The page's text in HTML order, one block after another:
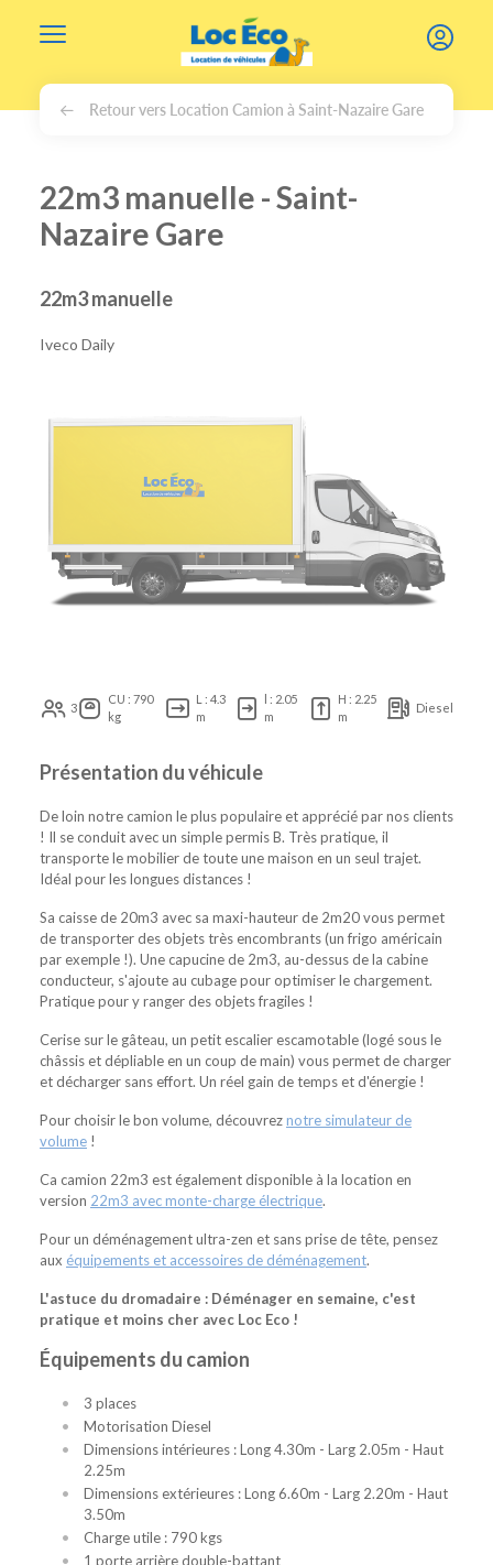
Retour vers Location Camion à Saint-Nazaire Gare
22m3 manuelle - Saint-
Nazaire Gare
22m3 manuelle
Iveco Daily
3
CU : 790
kg
L : 4.3
m
l : 2.05
m
H : 2.25
m
Diesel
Présentation du véhicule
De loin notre camion le plus populaire et apprécié par nos clients
! Il se conduit avec un simple permis B. Très pratique, il
transporte le mobilier de toute une maison en un seul trajet.
Idéal pour les longues distances !
Sa caisse de 20m3 avec sa maxi-hauteur de 2m20 vous permet
de transporter des objets très encombrants (un frigo américain
par exemple !). Une capucine de 2m3, au-dessus de la cabine
conducteur, s'ajoute au cubage pour optimiser le chargement.
Pratique pour y ranger des objets fragiles !
Cerise sur le gâteau, un petit escalier escamotable (logé sous le
châssis et dépliable en un coup de main) vous permet de charger
et décharger sans effort. Un réel gain de temps et d'énergie !
Pour choisir le bon volume, découvreznotre simulateur de
volume !
Ca camion 22m3 est également disponible à la location en
version 22m3 avec monte-charge électrique.
Pour un déménagement ultra-zen et sans prise de tête, pensez
aux équipements et accessoires de déménagement.
L'astuce du dromadaire : Déménager en semaine, c'est
pratique et moins cher avec Loc Eco !
Équipements du camion
3 places
Motorisation Diesel
Dimensions intérieures : Long 4.30m - Larg 2.05m - Haut
2.25m
Dimensions extérieures : Long 6.60m - Larg 2.20m - Haut
3.50m
Charge utile : 790 kgs
1 porte arrière double-battant